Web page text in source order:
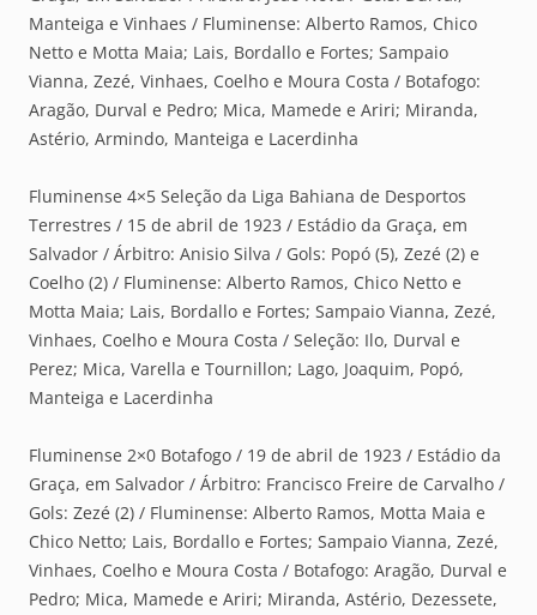
Manteiga e Vinhaes / Fluminense: Alberto Ramos, Chico
Netto e Motta Maia; Lais, Bordallo e Fortes; Sampaio
Vianna, Zezé, Vinhaes, Coelho e Moura Costa / Botafogo:
Aragão, Durval e Pedro; Mica, Mamede e Ariri; Miranda,
Astério, Armindo, Manteiga e Lacerdinha
Fluminense 4×5 Seleção da Liga Bahiana de Desportos
Terrestres / 15 de abril de 1923 / Estádio da Graça, em
Salvador / Árbitro: Anisio Silva / Gols: Popó (5), Zezé (2) e
Coelho (2) / Fluminense: Alberto Ramos, Chico Netto e
Motta Maia; Lais, Bordallo e Fortes; Sampaio Vianna, Zezé,
Vinhaes, Coelho e Moura Costa / Seleção: Ilo, Durval e
Perez; Mica, Varella e Tournillon; Lago, Joaquim, Popó,
Manteiga e Lacerdinha
Fluminense 2×0 Botafogo / 19 de abril de 1923 / Estádio da
Graça, em Salvador / Árbitro: Francisco Freire de Carvalho /
Gols: Zezé (2) / Fluminense: Alberto Ramos, Motta Maia e
Chico Netto; Lais, Bordallo e Fortes; Sampaio Vianna, Zezé,
Vinhaes, Coelho e Moura Costa / Botafogo: Aragão, Durval e
Pedro; Mica, Mamede e Ariri; Miranda, Astério, Dezessete,